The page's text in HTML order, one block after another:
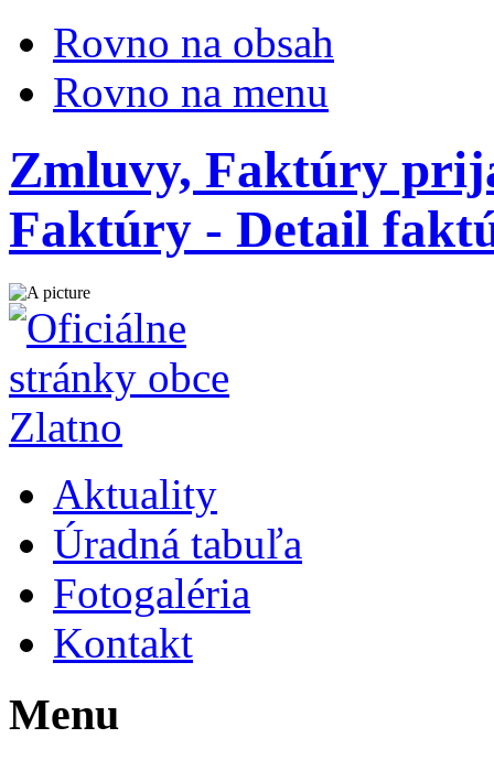
Rovno na obsah
Rovno na menu
Zmluvy, Faktúry
Faktúry - Detail
Aktuality
Úradná tabuľa
Fotogaléria
Kontakt
Menu